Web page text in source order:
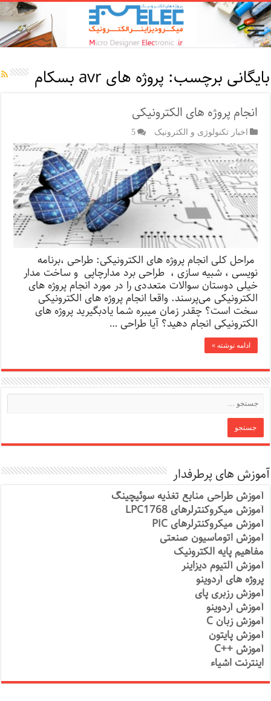
بایگانی برچسب: پروژه های avr بسکام
انجام پروژه های الکترونیکی
اخبار تکنولوژی و الکترونیک 5
مراحل کلی انجام پروژه های الکترونیکی: طراحی ،برنامه
نویسی ، شبیه سازی ، طراحی برد مدارچاپی و ساخت مدار
خیلی دوستان سوالات متعددی را در مورد انجام پروژه های
الکترونیکی می‌پرسند. واقعا انجام پروژه های الکترونیکی
سخت است؟ چقدر زمان میبره شما یادبگیرید پروژه های
الکترونیکی انجام دهید؟ آیا طراحی …
ادامه نوشته »
آموزش های پرطرفدار
آموزش طراحی منابع تغذیه سوئیچینگ
آموزش میکروکنترلرهای LPC1768
آموزش میکروکنترلرهای PIC
آموزش اتوماسیون صنعتی
مفاهیم پایه الکترونیک
آموزش آلتیوم دیزاینر
پروژه های آردوینو
آموزش رزبری پای
آموزش آردوینو
آموزش زبان C
آموزش پایتون
آموزش ++C
اینترنت اشیاء